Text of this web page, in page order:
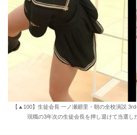
【▲100】生徒会長 一ノ瀬廻里・朝の全校演説
現職の3年次の生徒会長を押し退けて当選